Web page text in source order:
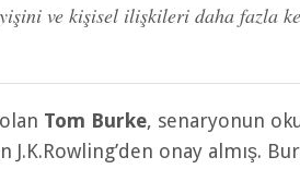
ve kişisel ilişkileri daha fazla
Tom Burke, senaryonun
onay almış.